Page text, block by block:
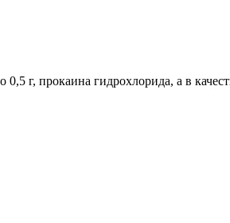
г, прокаина гидрохлорида, а в